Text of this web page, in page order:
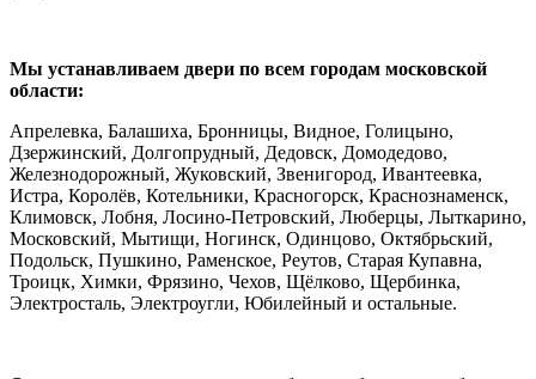
Мы устанавливаем двери по всем городам московской
области:
Апрелевка, Балашиха, Бронницы, Видное, Голицыно,
Дзержинский, Долгопрудный, Дедовск, Домодедово,
Железнодорожный, Жуковский, Звенигород, Ивантеевка,
Истра, Королёв, Котельники, Красногорск, Краснознаменск,
Климовск, Лобня, Лосино-Петровский, Люберцы, Лыткарино,
Московский, Мытищи, Ногинск, Одинцово, Октябрьский,
Подольск, Пушкино, Раменское, Реутов, Старая Купавна,
Троицк, Химки, Фрязино, Чехов, Щёлково, Щербинка,
Электросталь, Электроугли, Юбилейный и остальные.